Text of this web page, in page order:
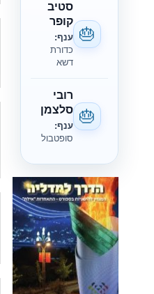
🎂
סטיב
קופר
ענף:
כדורת
דשא
🎂
רובי
סלצמן
ענף:
סופטבול